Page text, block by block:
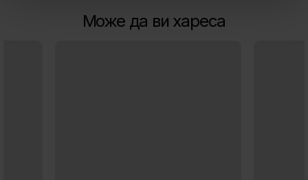
Може да ви хареса